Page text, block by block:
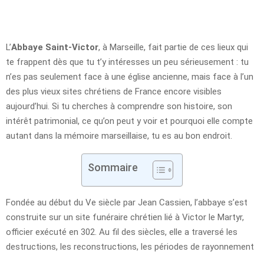
L’Abbaye Saint-Victor, à Marseille, fait partie de ces lieux qui
te frappent dès que tu t’y intéresses un peu sérieusement : tu
n’es pas seulement face à une église ancienne, mais face à l’un
des plus vieux sites chrétiens de France encore visibles
aujourd’hui. Si tu cherches à comprendre son histoire, son
intérêt patrimonial, ce qu’on peut y voir et pourquoi elle compte
autant dans la mémoire marseillaise, tu es au bon endroit.
Sommaire
Fondée au début du Ve siècle par Jean Cassien, l’abbaye s’est
construite sur un site funéraire chrétien lié à Victor le Martyr,
officier exécuté en 302. Au fil des siècles, elle a traversé les
destructions, les reconstructions, les périodes de rayonnement